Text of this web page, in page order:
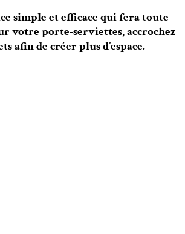
simple et efficace qui fera toute
votre porte-serviettes, accrochez
afin de créer plus d’espace.